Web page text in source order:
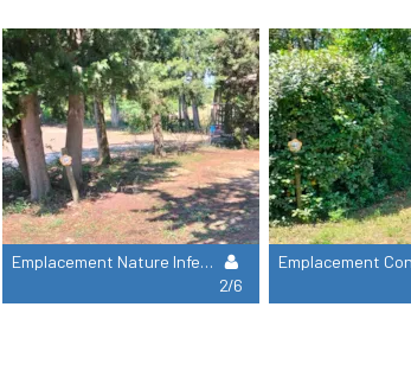
Emplacement Nature Inferieur À 80M²,Éléctricité Inclus, Idéal Tente , Van Ou Petite Caravane
2/6